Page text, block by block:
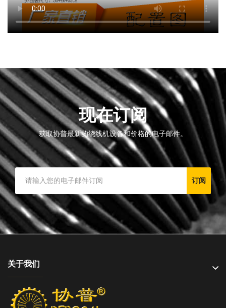
现在订阅
获取协普最新的绕线机设备和价格的电子邮件。
订阅
关于我们